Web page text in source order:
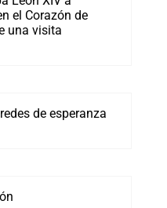
el Corazón de
una visita
de esperanza